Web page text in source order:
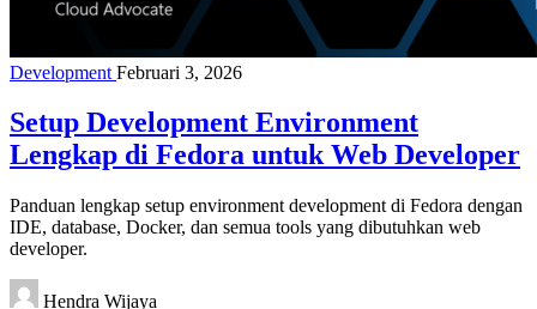
Development Februari 3, 2026
Setup Development Environment
Lengkap di Fedora untuk Web Developer
Panduan lengkap setup environment development di Fedora dengan
IDE, database, Docker, dan semua tools yang dibutuhkan web
developer.
Hendra Wijaya